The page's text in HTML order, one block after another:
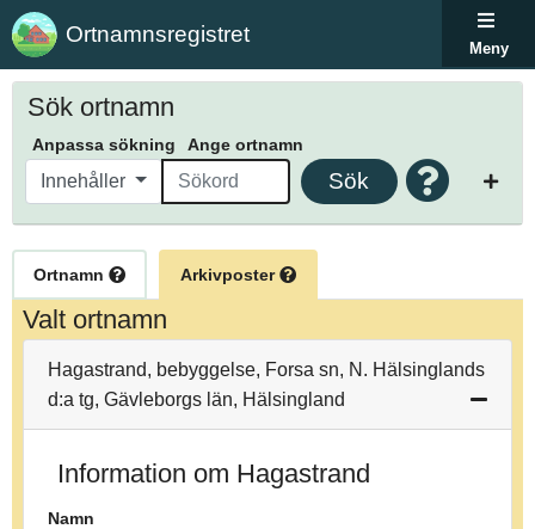
Ortnamnsregistret
Meny
Sök ortnamn
Anpassa sökning Ange ortnamn
Innehåller Sök
Ortnamn Arkivposter
Valt ortnamn
Hagastrand, bebyggelse, Forsa sn, N. Hälsinglands
d:a tg, Gävleborgs län, Hälsingland
Information om Hagastrand
Namn